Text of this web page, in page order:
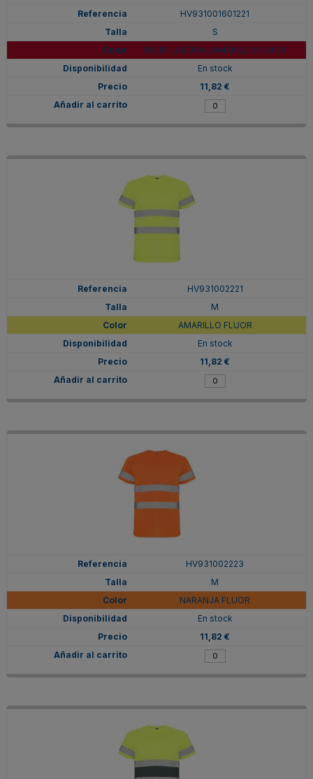
HV931001601221
S
ROJO LABORAL/AMARILLO FLÚOR
En stock
11,82 €
HV931002221
M
AMARILLO FLUOR
En stock
11,82 €
HV931002223
M
NARANJA FLUOR
En stock
11,82 €